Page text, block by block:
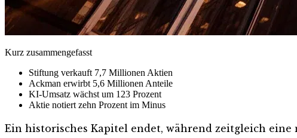
Kurz zusammengefasst
Stiftung verkauft 7,7 Millionen Aktien
Ackman erwirbt 5,6 Millionen Anteile
KI-Umsatz wächst um 123 Prozent
Aktie notiert zehn Prozent im Minus
Ein historisches Kapitel endet, während zeitgleich